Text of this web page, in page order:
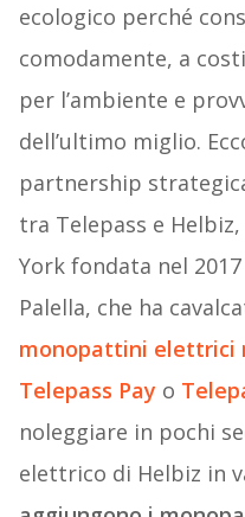
ecologico perché
comodamente, a
per l’ambiente e
dell’ultimo miglio.
partnership
tra Telepass e
York fondata nel
Palella, che ha
monopattini elettrici
Telepass Pay o
noleggiare in pochi
elettrico di Helbiz in